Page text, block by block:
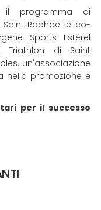
il programma di
Raphaël è co-
Sports Estérel
Triathlon di Saint
un'associazione
nella promozione e
per il successo